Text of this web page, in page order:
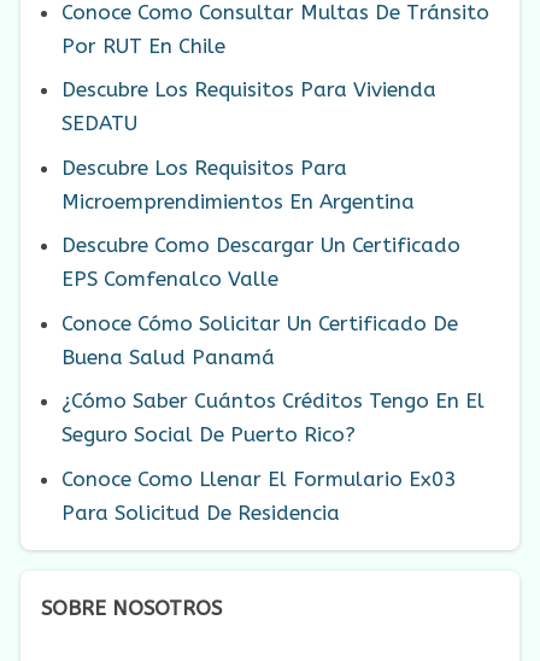
Conoce Como Consultar Multas De Tránsito
Por RUT En Chile
Descubre Los Requisitos Para Vivienda
SEDATU
Descubre Los Requisitos Para
Microemprendimientos En Argentina
Descubre Como Descargar Un Certificado
EPS Comfenalco Valle
Conoce Cómo Solicitar Un Certificado De
Buena Salud Panamá
¿Cómo Saber Cuántos Créditos Tengo En El
Seguro Social De Puerto Rico?
Conoce Como Llenar El Formulario Ex03
Para Solicitud De Residencia
SOBRE NOSOTROS